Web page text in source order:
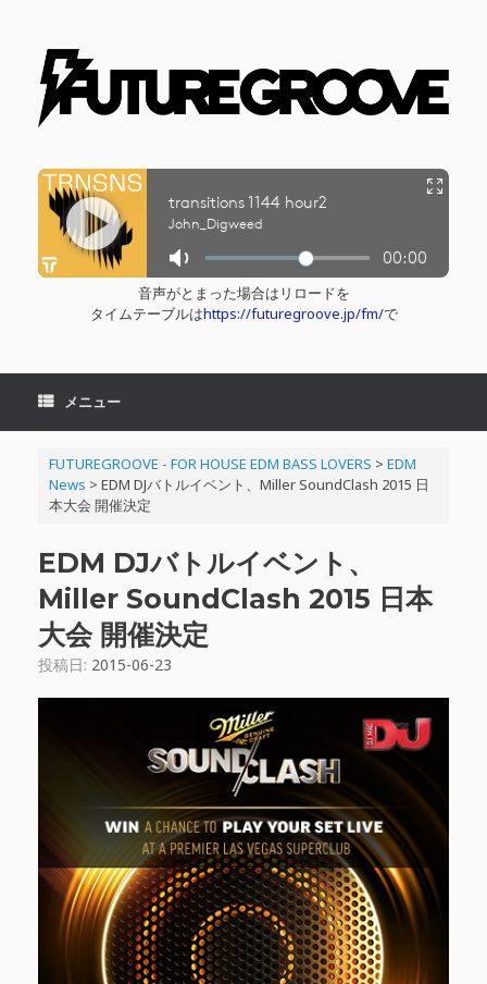
音声がとまった場合はリロードを
タイムテーブルはhttps://futuregroove.jp/fm/で
メニュー
FUTUREGROOVE - FOR HOUSE EDM BASS LOVERS > EDM
News > EDM DJバトルイベント、Miller SoundClash 2015 日
本大会 開催決定
EDM DJバトルイベント、
Miller SoundClash 2015 日本
大会 開催決定
投稿日: 2015-06-23